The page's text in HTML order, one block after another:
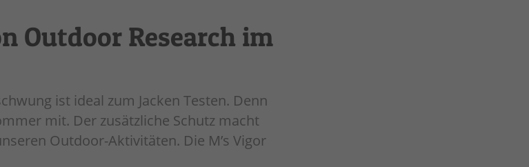
Outdoor Research im
ist ideal zum Jacken Testen. Denn
mit. Der zusätzliche Schutz macht
Outdoor-Aktivitäten. Die M’s Vigor